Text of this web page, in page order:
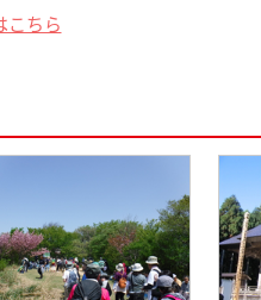
こちら